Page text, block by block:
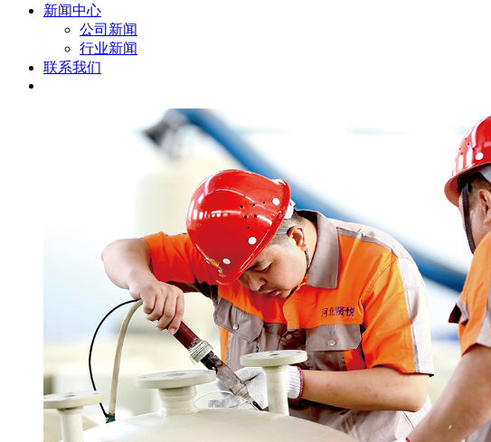
新闻中心
公司新闻
行业新闻
联系我们